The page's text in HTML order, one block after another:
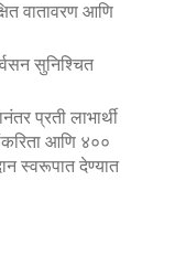
वातावरण आणि
सुनिश्चित
प्रती लाभार्थी
आणि ४००
स्वरूपात देण्यात